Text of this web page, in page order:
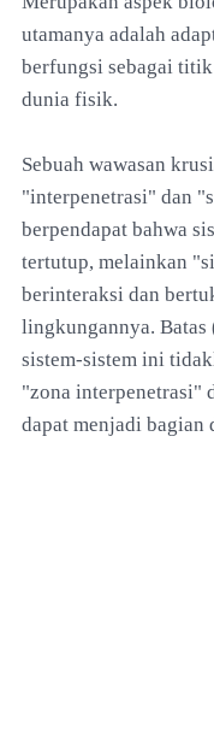
utamanya adalah
berfungsi sebagai
dunia fisik.
Sebuah wawasan
"interpenetrasi" dan
berpendapat bahwa
tertutup, melainkan
berinteraksi dan
lingkungannya. Batas
sistem-sistem ini
"zona interpenetrasi"
dapat menjadi bagian